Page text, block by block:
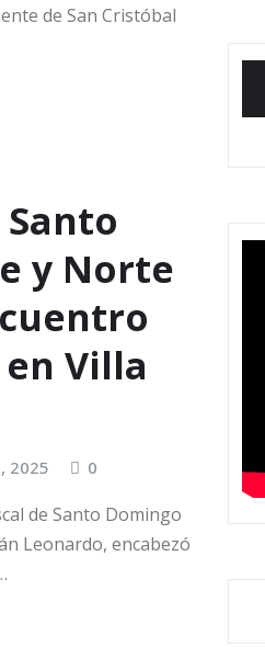
de San Cristóbal
y Norte
Villa
2025 0
de Santo Domingo
Leonardo, encabezó